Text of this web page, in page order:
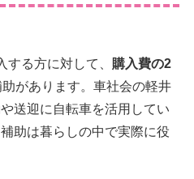
る方に対して、 購入費の2
があります。車社会の軽井
送迎に自転車を活用してい
助は暮らしの中で実際に役